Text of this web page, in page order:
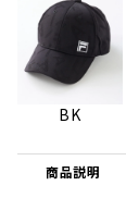
BK
商品説明